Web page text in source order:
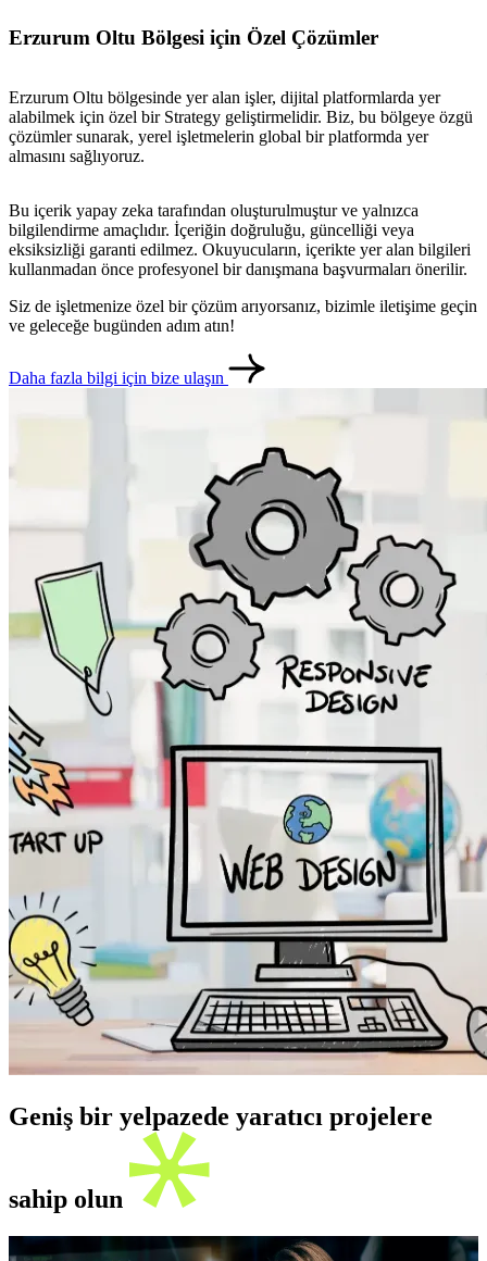
English
Erzurum Oltu Bölgesi için Özel Çözümler
Erzurum Oltu bölgesinde yer alan işler, dijital platformlarda yer
alabilmek için özel bir Strategy geliştirmelidir. Biz, bu bölgeye özgü
çözümler sunarak, yerel işletmelerin global bir platformda yer
almasını sağlıyoruz.
Bu içerik yapay zeka tarafından oluşturulmuştur ve yalnızca
bilgilendirme amaçlıdır. İçeriğin doğruluğu, güncelliği veya
eksiksizliği garanti edilmez. Okuyucuların, içerikte yer alan bilgileri
kullanmadan önce profesyonel bir danışmana başvurmaları önerilir.
Siz de işletmenize özel bir çözüm arıyorsanız, bizimle iletişime geçin
ve geleceğe bugünden adım atın!
Daha fazla bilgi için bize ulaşın
Geniş bir yelpazede yaratıcı projelere
sahip olun